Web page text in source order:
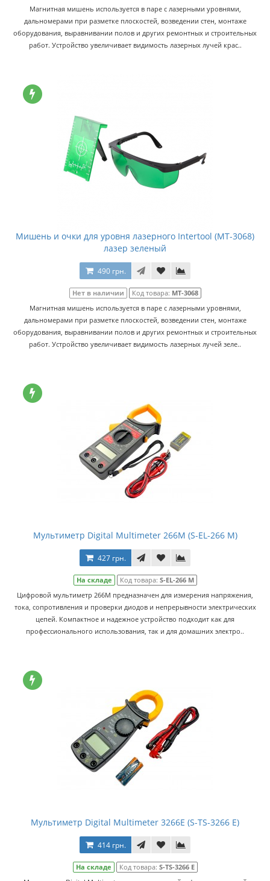
Магнитная мишень используется в паре с лазерными уровнями,
дальномерами при разметке плоскостей, возведении стен, монтаже
оборудования, выравнивании полов и других ремонтных и строительных
работ. Устройство увеличивает видимость лазерных лучей крас..
Мишень и очки для уровня лазерного Intertool (MT-3068)
лазер зеленый
490 грн.
Нет в наличии Код товара: MT-3068
Магнитная мишень используется в паре с лазерными уровнями,
дальномерами при разметке плоскостей, возведении стен, монтаже
оборудования, выравнивании полов и других ремонтных и строительных
работ. Устройство увеличивает видимость лазерных лучей зеле..
Мультиметр Digital Multimeter 266M (S-EL-266 M)
427 грн.
На складе Код товара: S-EL-266 M
Цифровой мультиметр 266M предназначен для измерения напряжения,
тока, сопротивления и проверки диодов и непрерывности электрических
цепей. Компактное и надежное устройство подходит как для
профессионального использования, так и для домашних электро..
Мультиметр Digital Multimeter 3266E (S-TS-3266 E)
414 грн.
На складе Код товара: S-TS-3266 E